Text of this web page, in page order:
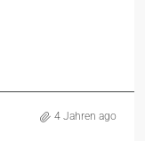
4 Jahren ago